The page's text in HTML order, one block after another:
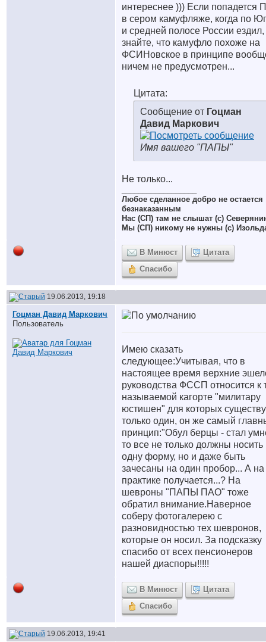
интереснее ))) Если попадется
в сером камуфляже, когда по
и средней полосе России ездил,
знайте, что камуфло похоже на
ФСИНовское в принципе
ничем не предусмотрен...
Цитата:
Сообщение от Гоцман
Давид Маркович
Имя вашего "ПАПЫ"
Не только...
Любое сделанное добро не остается
безнаказанным
Нас (СП) там не слышат (с)
Мы (СП) никому не нужны (с)
В Минюст
Цитата
Спасибо
19.06.2013, 19:18
Гоцман Давид Маркович
Пользователь
Имею сказать
следующее:Учитывая, что в
настоящее время верхние
руководства ФССП относится к
называемой кагорте "милитару
юстишен" для которых
только один, он же самый
принцип:"Обул берцы - стал
то все не только должны носить
одну форму, но и даже быть
зачесаны на один пробор... А на
практике получается...? На
шевроны "ПАПЫ ПАО" тоже
обратил внимание.Наверное
соберу фотогалерею с
разновидностью тех шевронов,
которые он носил. За подсказку
спасибо от всех пенсионеров
нашей диаспоры!!!!!
В Минюст
Цитата
Спасибо
19.06.2013, 19:41